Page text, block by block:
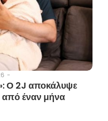
-
Ο 2J αποκάλυψε
από έναν μήνα